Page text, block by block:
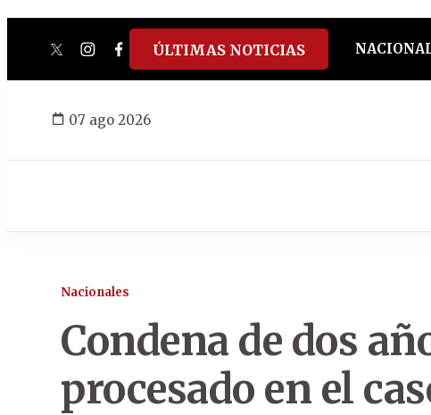
twitterinstagram
facebook
tiktokyoutube
spotify
ÚLTIMAS NOTICIAS
07 ago 2026
Nacionales
Condena de dos
procesado en el